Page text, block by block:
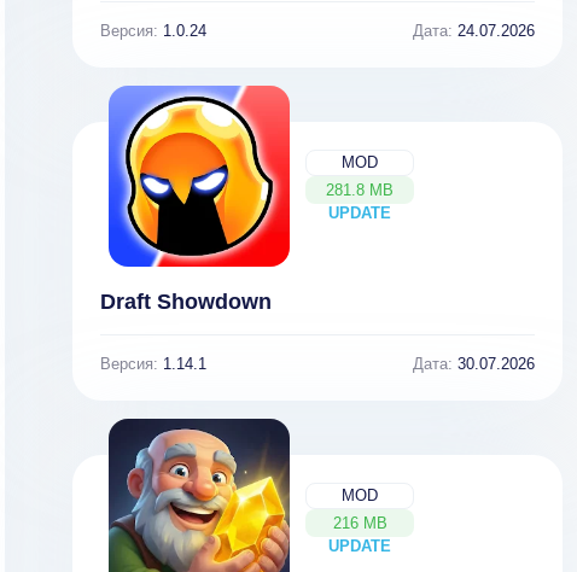
Версия: 1.0.24 Дата: 24.07.2026
MOD
281.8 MB
UPDATE
NEW
Draft Showdown
Версия: 1.14.1 Дата: 30.07.2026
MOD
216 MB
UPDATE
NEW